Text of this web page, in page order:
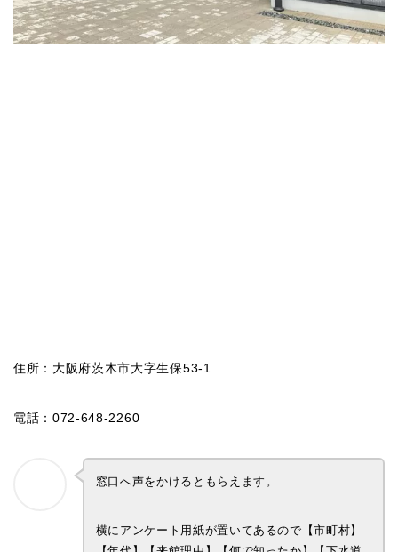
住所：大阪府茨木市大字生保53-1
電話：072-648-2260
窓口へ声をかけるともらえます。
横にアンケート用紙が置いてあるので【市町村】